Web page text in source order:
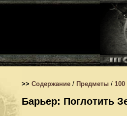
>> Содержание / Предметы / 100
Барьер: Поглотить